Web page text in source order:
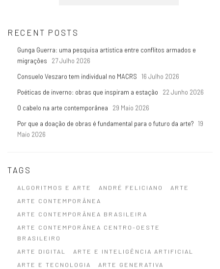
RECENT POSTS
Gunga Guerra: uma pesquisa artística entre conflitos armados e
migrações
27 Julho 2026
Consuelo Veszaro tem individual no MACRS
16 Julho 2026
Poéticas de inverno: obras que inspiram a estação
22 Junho 2026
O cabelo na arte contemporânea
29 Maio 2026
Por que a doação de obras é fundamental para o futuro da arte? 19
Maio 2026
TAGS
ALGORITMOS E ARTE ANDRÉ FELICIANO
ARTE
ARTE CONTEMPORÂNEA
ARTE CONTEMPORÂNEA BRASILEIRA
ARTE CONTEMPORÂNEA CENTRO-OESTE
BRASILEIRO
ARTE DIGITAL
ARTE E INTELIGÊNCIA ARTIFICIAL
ARTE E TECNOLOGIA
ARTE GENERATIVA